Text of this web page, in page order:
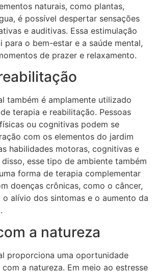
naturais, como plantas,
é possível despertar sensações
e auditivas. Essa estimulação
para o bem-estar e a saúde mental,
de prazer e relaxamento.
também é amplamente utilizado
terapia e reabilitação. Pessoas
ou cognitivas podem se
com os elementos do jardim
habilidades motoras, cognitivas e
esse tipo de ambiente também
forma de terapia complementar
doenças crônicas, como o câncer,
alívio dos sintomas e o aumento da
a natureza
proporciona uma oportunidade
a natureza. Em meio ao estresse